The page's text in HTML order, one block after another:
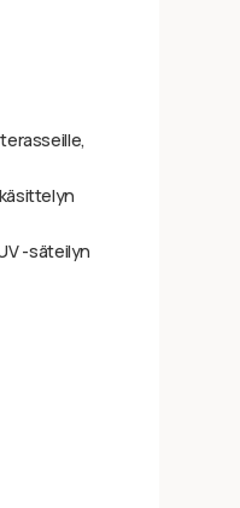
-säteilyn